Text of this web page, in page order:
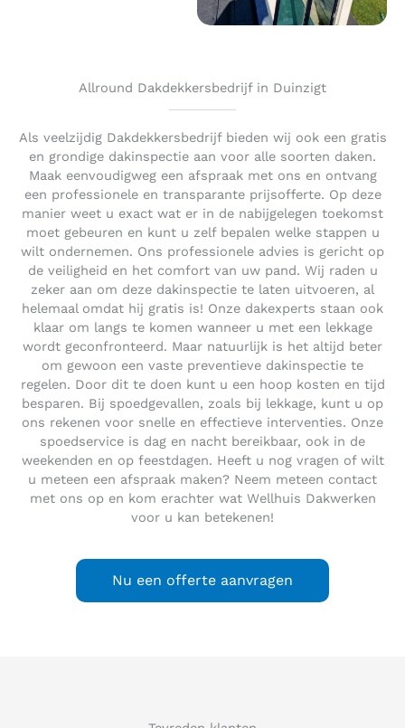
Allround Dakdekkersbedrijf in Duinzigt
Als veelzijdig Dakdekkersbedrijf bieden wij ook een gratis
en grondige dakinspectie aan voor alle soorten daken.
Maak eenvoudigweg een afspraak met ons en ontvang
een professionele en transparante prijsofferte. Op deze
manier weet u exact wat er in de nabijgelegen toekomst
moet gebeuren en kunt u zelf bepalen welke stappen u
wilt ondernemen. Ons professionele advies is gericht op
de veiligheid en het comfort van uw pand. Wij raden u
zeker aan om deze dakinspectie te laten uitvoeren, al
helemaal omdat hij gratis is! Onze dakexperts staan ook
klaar om langs te komen wanneer u met een lekkage
wordt geconfronteerd. Maar natuurlijk is het altijd beter
om gewoon een vaste preventieve dakinspectie te
regelen. Door dit te doen kunt u een hoop kosten en tijd
besparen. Bij spoedgevallen, zoals bij lekkage, kunt u op
ons rekenen voor snelle en effectieve interventies. Onze
spoedservice is dag en nacht bereikbaar, ook in de
weekenden en op feestdagen. Heeft u nog vragen of wilt
u meteen een afspraak maken? Neem meteen contact
met ons op en kom erachter wat Wellhuis Dakwerken
voor u kan betekenen!
Nu een offerte aanvragen